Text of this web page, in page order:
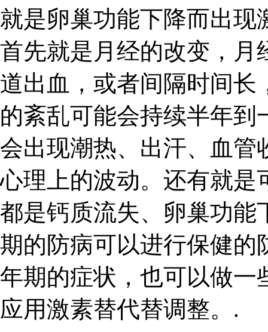
就是卵巢功能下降而出现
首先就是月经的改变，月
道出血，或者间隔时间长
的紊乱可能会持续半年
会出现潮热、出汗、血管
心理上的波动。还有就是
都是钙质流失、卵巢功能
期的防病可以进行保健的
年期的症状，也可以做一
应用激素替代替调整。.